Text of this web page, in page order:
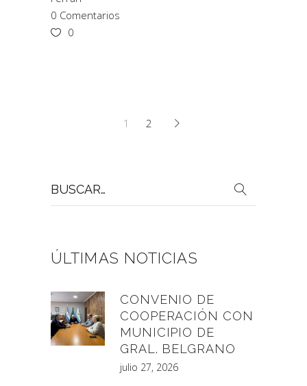
0 Comentarios
0
1 2
por:
ÚLTIMAS NOTICIAS
CONVENIO DE
COOPERACIÓN CON
MUNICIPIO DE
GRAL. BELGRANO
julio 27, 2026